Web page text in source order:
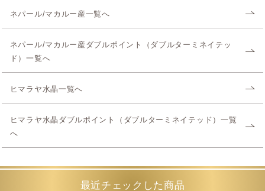
ネパール/マカルー産一覧へ
ネパール/マカルー産ダブルポイント（ダブルターミネイテッ
ド）一覧へ
ヒマラヤ水晶一覧へ
ヒマラヤ水晶ダブルポイント（ダブルターミネイテッド）一覧
へ
最近チェックした商品